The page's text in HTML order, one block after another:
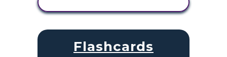
Flashcards